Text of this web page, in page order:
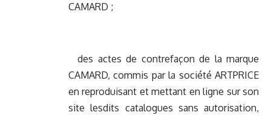
CAMARD ;
des actes de contrefaçon de la marque
CAMARD, commis par la société ARTPRICE
en reproduisant et mettant en ligne sur son
site lesdits catalogues sans autorisation,